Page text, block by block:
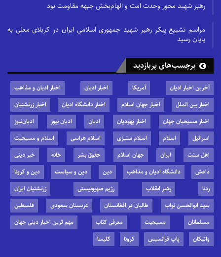
رهبر شهید محور وحدت امت و الهام‌بخش جبهه مقاومت بود
مراسم تشییع پیکر رهبر شهید جمهوری اسلامی ایران در کربلای معلی به
پایان رسید
برچسب‌های پربازدید
آخرین اخبار ادیان آمریکا اخبار ادیان
اخبار ادیان و مذاهب
اخبار بین الملل
اخبار جهان اسلام اخبار دانشگاه ادیان
اخبار زرتشتیان
اخبار مسیحیان جهان
اخبار یهودیان ادیان ادیان نیوز
ادیان‌نیوز
اسرائیل
اسلام اسلام ستیزی اسلام هراسی
اسلام و مسیحیت
اهل سنت
ایران جهان اسلام حقوق بشر خانه
خبر دینی
داعش
دانشگاه ادیان و مذاهب دین دین و سیاست
دین و کرونا
ردنا
رهبر انقلاب رژیم صهیونیستی
زرتشتیان ایران
سید ابوالحسن نواب
طالبان در افغانستان عربستان سعودی
فلسطین
مسلمانان
مسیحیت معرفی کتاب
مهم ترین اخبار دینی جهان
واتیکان
پاپ فرانسیس کرونا کلیسا